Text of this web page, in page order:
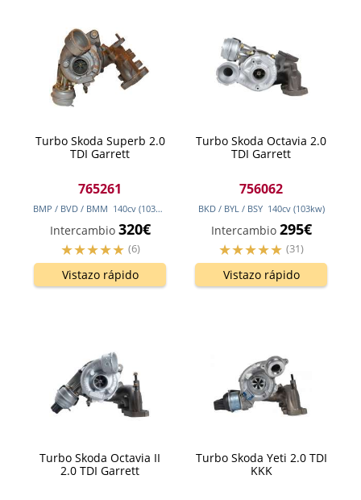
Turbo Skoda Superb 2.0
TDI Garrett
765261
BMP / BVD / BMM 140cv (103kw
Intercambio 320€
(6)
Vistazo rápido
Turbo Skoda Octavia 2.0
TDI Garrett
756062
BKD / BYL / BSY 140cv (103kw)
Intercambio 295€
(31)
Vistazo rápido
Turbo Skoda Octavia II
2.0 TDI Garrett
Turbo Skoda Yeti 2.0 TDI
KKK